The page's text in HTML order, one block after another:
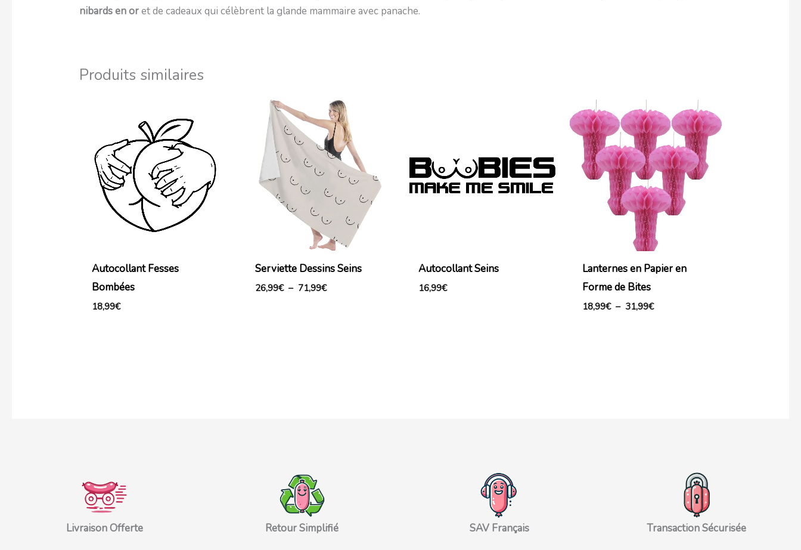
nibards en oret de cadeaux qui célèbrent la glande mammaire avec panache.
Produits similaires
Autocollant Fesses
Bombées
18,99€
Serviette Dessins Seins
26,99€ – 71,99€
Plage
de
prix :
26,99€
à
71,99€
Autocollant Seins
16,99€
Lanternes en Papier en
Forme de Bites
18,99€ – 31,99€
de
prix :
18,99€
à
31,99€
Livraison Offerte Retour Simplifié SAV Français Transaction Sécurisée